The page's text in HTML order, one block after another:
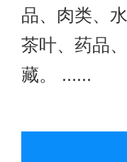
品、肉类、
茶叶、药品
藏。 ......